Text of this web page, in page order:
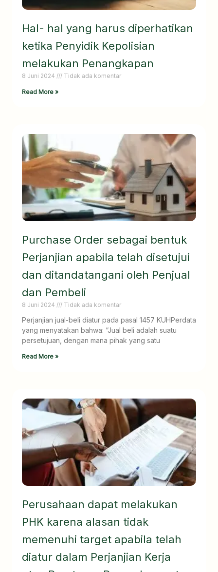
Hal- hal yang harus diperhatikan
ketika Penyidik Kepolisian
melakukan Penangkapan
8 Juni 2024 Tidak ada komentar
Read More »
Purchase Order sebagai bentuk
Perjanjian apabila telah disetujui
dan ditandatangani oleh Penjual
dan Pembeli
8 Juni 2024 Tidak ada komentar
Perjanjian jual-beli diatur pada pasal 1457 KUHPerdata
yang menyatakan bahwa: “Jual beli adalah suatu
persetujuan, dengan mana pihak yang satu
Read More »
Perusahaan dapat melakukan
PHK karena alasan tidak
memenuhi target apabila telah
diatur dalam Perjanjian Kerja